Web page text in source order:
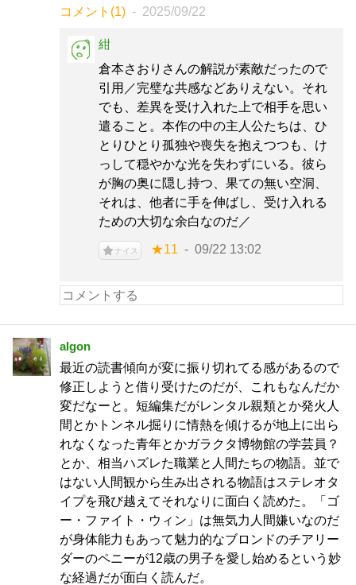
コメント(1) 2025/09/22
紺
倉本さおりさんの解説が素敵だったので
引用／完璧な共感などありえない。それ
でも、差異を受け入れた上で相手を思い
遣ること。本作の中の主人公たちは、ひ
とりひとり孤独や喪失を抱えつつも、け
っして穏やかな光を失わずにいる。彼ら
が胸の奥に隠し持つ、果ての無い空洞、
それは、他者に手を伸ばし、受け入れる
ための大切な余白なのだ／
ナイス ★11 09/22 13:02
algon
最近の読書傾向が変に振り切れてる感があるので
修正しようと借り受けたのだが、これもなんだか
変だなーと。短編集だがレンタル親類とか発火人
間とかトンネル掘りに情熱を傾けるが地上に出ら
れなくなった青年とかガラクタ博物館の学芸員？
とか、相当ハズレた職業と人間たちの物語。並で
はない人間観から生み出される物語はステレオタ
イプを飛び越えてそれなりに面白く読めた。「ゴ
ー・ファイト・ウィン」は無気力人間嫌いなのだ
が身体能力もあって魅力的なブロンドのチアリー
ダーのペニーが12歳の男子を愛し始めるという妙
な経過だが面白く読んだ。